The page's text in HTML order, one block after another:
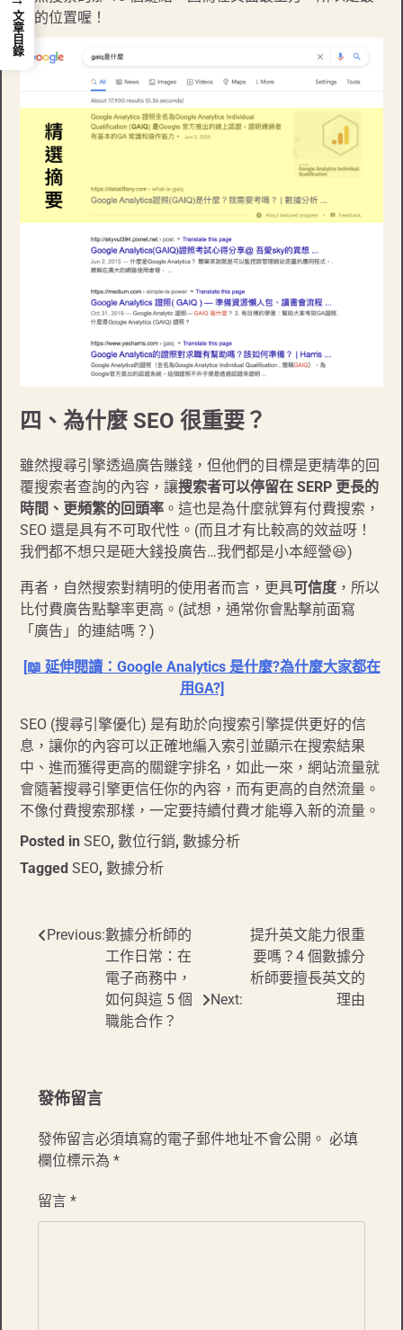
佳的位置喔！
四、為什麼 SEO 很重要？
雖然搜尋引擎透過廣告賺錢，但他們的目標是更精準的回
覆搜索者查詢的內容，讓搜索者可以停留在 SERP 更長的
時間、更頻繁的回頭率 。這也是為什麼就算有付費搜索，
SEO 還是具有不可取代性。(而且才有比較高的效益呀！
我們都不想只是砸大錢投廣告…我們都是小本經營😆)
再者，自然搜索對精明的使用者而言，更具可信度 ，所以
比付費廣告點擊率更高。(試想，通常你會點擊前面寫
「廣告」的連結嗎？)
[📖 延伸閱讀：Google Analytics 是什麼?為什麼大家都在
用GA?]
SEO (搜尋引擎優化) 是有助於向搜索引擎提供更好的信
息，讓你的內容可以正確地編入索引並顯示在搜索結果
中、進而獲得更高的關鍵字排名，如此一來，網站流量就
會隨著搜尋引擎更信任你的內容，而有更高的自然流量。
不像付費搜索那樣，一定要持續付費才能導入新的流量。
Posted in SEO, 數位行銷, 數據分析
Tagged SEO, 數據分析
文Previous:數據分析師的
工作日常：在
電子商務中，
如何與這 5 個
職能合作？
Next:
提升英文能力很重
要嗎？4 個數據分
析師要擅長英文的
理由
發佈留言
發佈留言必須填寫的電子郵件地址不會公開。 必填
欄位標示為 *
留言 *
文章目錄